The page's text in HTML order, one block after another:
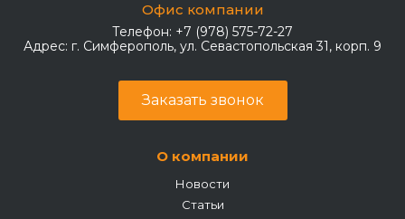
Офис компании
Телефон: +7 (978) 575-72-27
Адрес: г. Симферополь, ул. Севастопольская 31, корп. 9
Заказать звонок
О компании
Новости
Статьи